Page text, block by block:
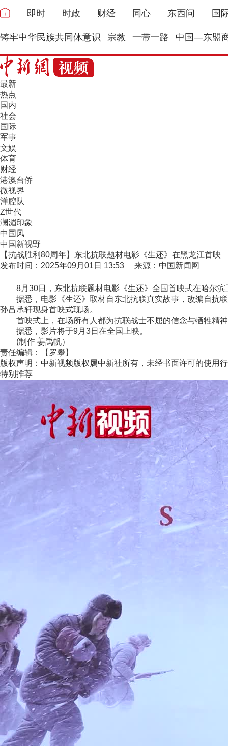
即时 时政 财经 同心 东西问 国
铸牢中华民族共同体意识 宗教 一带一路 中国—东盟
最新
热点
国内
社会
国际
军事
文娱
体育
财经
港澳台侨
微视界
洋腔队
Z世代
澜湄印象
中国风
中国新视野
【抗战胜利80周年】东北抗联题材电影《生还》在黑龙江首映
发布时间：2025年09月01日 13:53 来源：中国新闻网
8月30日，东北抗联题材电影《生还》全国首映式在哈尔滨
据悉，电影《生还》取材自东北抗联真实故事，改编自抗联
孙吕承轩现身首映式现场。
首映式上，在场所有人都为抗联战士不屈的信念与牺牲精
据悉，影片将于9月3日在全国上映。
(制作 姜禹帆）
责任编辑：【罗攀】
版权声明：中新视频版权属中新社所有，未经书面许可的使用
特别推荐